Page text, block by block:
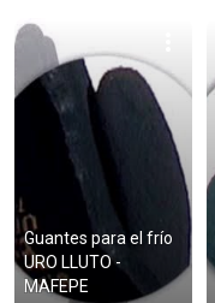
Guantes para el frío
URO LLUTO -
MAFEPE